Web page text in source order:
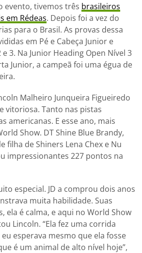
evento, tivemos três brasileiros
em Rédeas. Depois foi a vez do
para o Brasil. As provas dessa
em Pé e Cabeça Junior e
3. Na Junior Heading Open Nível 3
Junior, a campeã foi uma égua de
Malheiro Junqueira Figueiredo
vitoriosa. Tanto nas pistas
americanas. E esse ano, mais
Show. DT Shine Blue Brandy,
filha de Shiners Lena Chex e Nu
impressionantes 227 pontos na
especial. JD a comprou dois anos
muita habilidade. Suas
ela é calma, e aqui no World Show
Lincoln. “Ela fez uma corrida
esperava mesmo que ela fosse
é um animal de alto nível hoje”,